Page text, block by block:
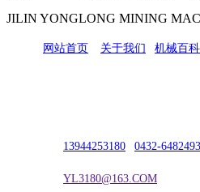
JILIN YONGLONG MINING
网站首页 关于我们 机械百科
13944253180 0432-
YL3180@163.COM